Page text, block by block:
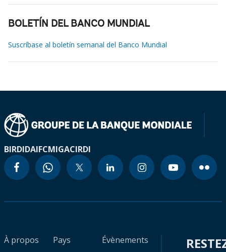
BOLETÍN DEL BANCO MUNDIAL
Suscríbase al boletín semanal del Banco Mundial
BIRDIDAIFCMIGACIRDI
À propos
Pays
Évènements